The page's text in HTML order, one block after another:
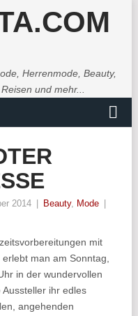
Herrenmode, Beauty,
und mehr...
2014 Beauty, Mode
mit
man am Sonntag,
in der wundervollen
ihr edles
angehenden